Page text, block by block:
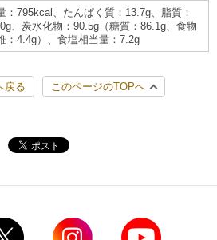
：795kcal、たんぱく質：13.7g、脂質：
、炭水化物：90.5g（糖質：86.1g、食物
：4.4g）、食塩相当量：7.2g
戻る このページのTOPへ